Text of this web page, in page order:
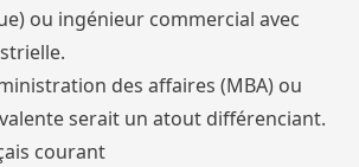
ou ingénieur commercial avec
des affaires (MBA) ou
serait un atout différenciant.
courant